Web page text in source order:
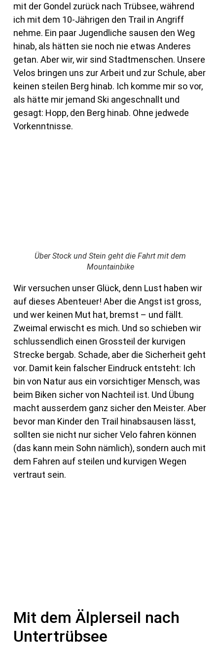
mit der Gondel zurück nach Trübsee, während
ich mit dem 10-Jährigen den Trail in Angriff
nehme. Ein paar Jugendliche sausen den Weg
hinab, als hätten sie noch nie etwas Anderes
getan. Aber wir, wir sind Stadtmenschen. Unsere
Velos bringen uns zur Arbeit und zur Schule, aber
keinen steilen Berg hinab. Ich komme mir so vor,
als hätte mir jemand Ski angeschnallt und
gesagt: Hopp, den Berg hinab. Ohne jedwede
Vorkenntnisse.
Über Stock und Stein geht die Fahrt mit dem
Mountainbike
Wir versuchen unser Glück, denn Lust haben wir
auf dieses Abenteuer! Aber die Angst ist gross,
und wer keinen Mut hat, bremst – und fällt.
Zweimal erwischt es mich. Und so schieben wir
schlussendlich einen Grossteil der kurvigen
Strecke bergab. Schade, aber die Sicherheit geht
vor. Damit kein falscher Eindruck entsteht: Ich
bin von Natur aus ein vorsichtiger Mensch, was
beim Biken sicher von Nachteil ist. Und Übung
macht ausserdem ganz sicher den Meister. Aber
bevor man Kinder den Trail hinabsausen lässt,
sollten sie nicht nur sicher Velo fahren können
(das kann mein Sohn nämlich), sondern auch mit
dem Fahren auf steilen und kurvigen Wegen
vertraut sein.
Mit dem Älplerseil nach
Untertrübsee­­